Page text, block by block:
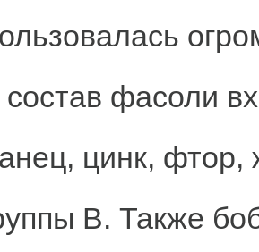
фасоли
цинк,
В. Также